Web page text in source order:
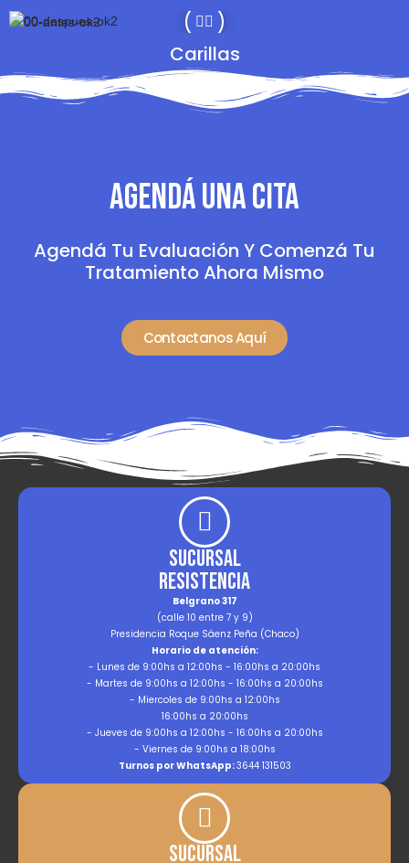
Carillas
Agendá Una Cita
Agendá Tu Evaluación Y Comenzá Tu
Tratamiento Ahora Mismo
Contactanos Aquí
Sucursal
Resistencia
Belgrano 317
(calle 10 entre 7 y 9)
Presidencia Roque Sáenz Peña (Chaco)
Horario de atención:
- Lunes de 9:00hs a 12:00hs - 16:00hs a 20:00hs
- Martes de 9:00hs a 12:00hs - 16:00hs a 20:00hs
- Miercoles de 9:00hs a 12:00hs
16:00hs a 20:00hs
- Jueves de 9:00hs a 12:00hs - 16:00hs a 20:00hs
- Viernes de 9:00hs a 18:00hs
Turnos por WhatsApp:3644 131503
Sucursal